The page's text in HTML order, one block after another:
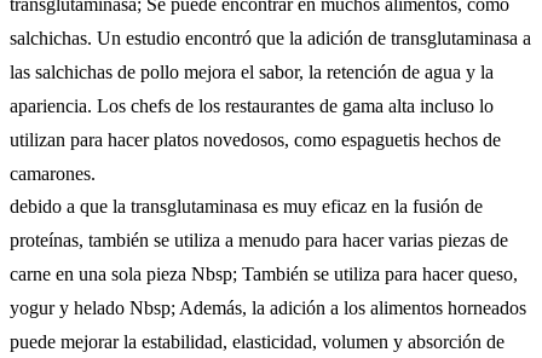
transglutaminasa; Se puede encontrar en muchos alimentos, como
salchichas. Un estudio encontró que la adición de transglutaminasa a
las salchichas de pollo mejora el sabor, la retención de agua y la
apariencia. Los chefs de los restaurantes de gama alta incluso lo
utilizan para hacer platos novedosos, como espaguetis hechos de
camarones.
debido a que la transglutaminasa es muy eficaz en la fusión de
proteínas, también se utiliza a menudo para hacer varias piezas de
carne en una sola pieza Nbsp; También se utiliza para hacer queso,
yogur y helado Nbsp; Además, la adición a los alimentos horneados
puede mejorar la estabilidad, elasticidad, volumen y absorción de